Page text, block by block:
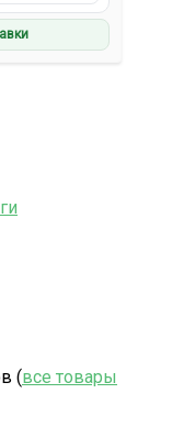
(все товары